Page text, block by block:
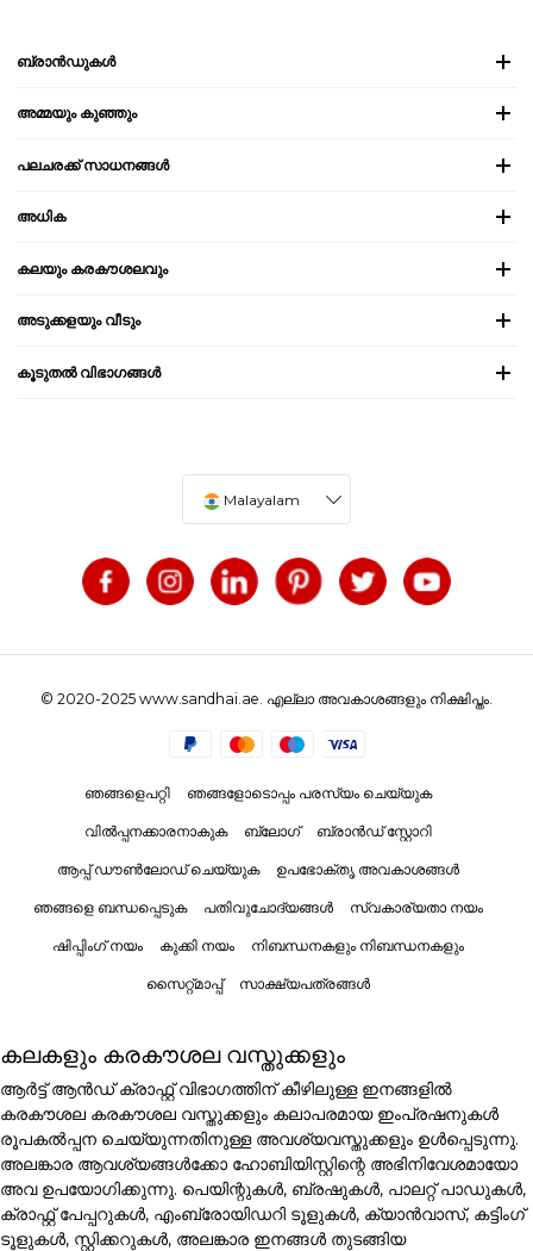
ബ്രാൻഡുകൾ
അമ്മയും കുഞ്ഞും
പലചരക്ക് സാധനങ്ങൾ
അധിക
കലയും കരകൗശലവും
അടുക്കളയും വീടും
കൂടുതൽ വിഭാഗങ്ങൾ
Malayalam
© 2020-2025 www.sandhai.ae. എല്ലാ അവകാശങ്ങളും നിക്ഷിപ്തം.
ഞങ്ങളെപറ്റി ഞങ്ങളോടൊപ്പം പരസ്യം ചെയ്യുക
വിൽപ്പനക്കാരനാകുക ബ്ലോഗ് ബ്രാൻഡ് സ്റ്റോറി
ആപ്പ് ഡൗൺലോഡ് ചെയ്യുക ഉപഭോക്തൃ അവകാശങ്ങൾ
ഞങ്ങളെ ബന്ധപ്പെടുക പതിവുചോദ്യങ്ങൾ സ്വകാര്യതാ നയം
ഷിപ്പിംഗ് നയം കുക്കി നയം നിബന്ധനകളും നിബന്ധനകളും
സൈറ്റ്മാപ്പ് സാക്ഷ്യപത്രങ്ങൾ
കലകളും കരകൗശല വസ്തുക്കളും
ആർട്ട് ആൻഡ് ക്രാഫ്റ്റ് വിഭാഗത്തിന് കീഴിലുള്ള ഇനങ്ങളിൽ
കരകൗശല കരകൗശല വസ്തുക്കളും കലാപരമായ ഇംപ്രഷനുകൾ
രൂപകൽപ്പന ചെയ്യുന്നതിനുള്ള അവശ്യവസ്തുക്കളും ഉൾപ്പെടുന്നു.
അലങ്കാര ആവശ്യങ്ങൾക്കോ ഹോബിയിസ്റ്റിന്റെ അഭിനിവേശമായോ
അവ ഉപയോഗിക്കുന്നു. പെയിന്റുകൾ, ബ്രഷുകൾ, പാലറ്റ് പാഡുകൾ,
ക്രാഫ്റ്റ് പേപ്പറുകൾ, എംബ്രോയിഡറി ടൂളുകൾ, ക്യാൻവാസ്, കട്ടിംഗ്
ടൂളുകൾ, സ്റ്റിക്കറുകൾ, അലങ്കാര ഇനങ്ങൾ തുടങ്ങിയ